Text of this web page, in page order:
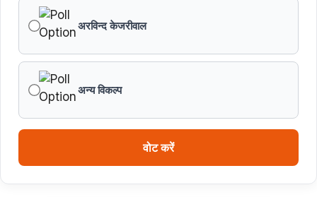
अरविन्द केजरीवाल
अन्य विकल्प
वोट करें